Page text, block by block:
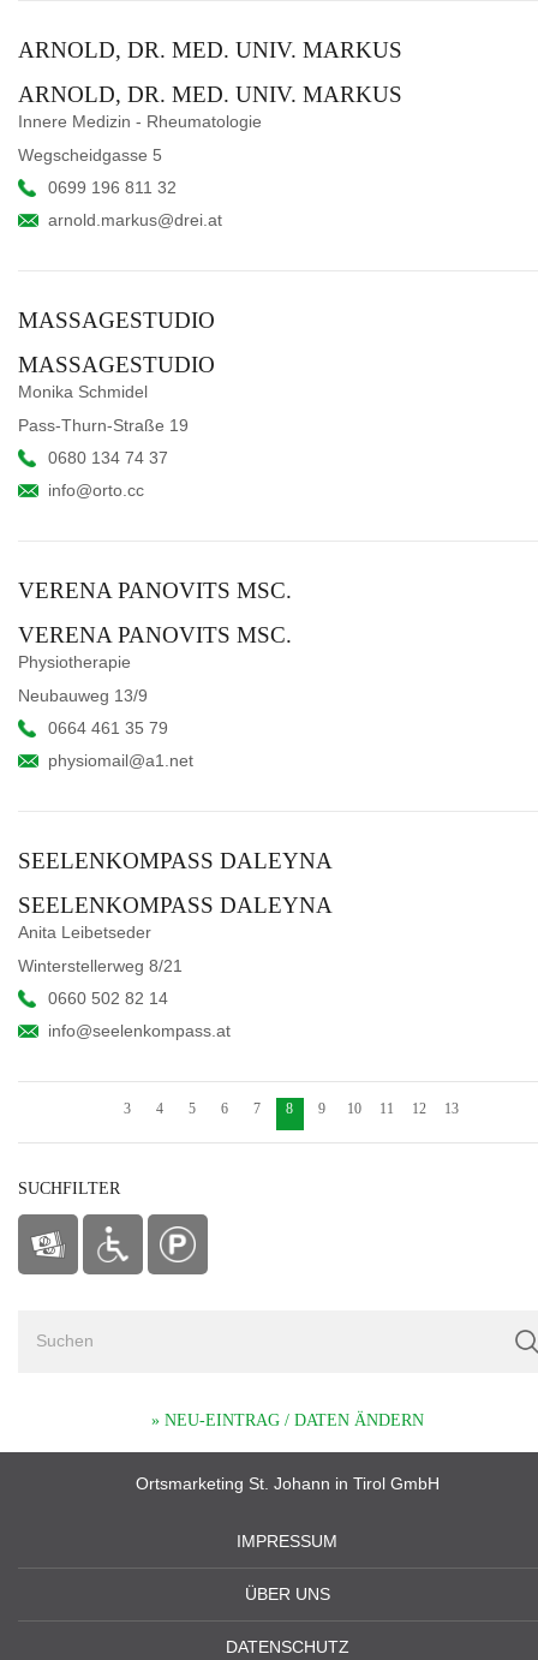
ARNOLD, DR. MED. UNIV. MARKUS
ARNOLD, DR. MED. UNIV. MARKUS
Innere Medizin - Rheumatologie
Wegscheidgasse 5
0699 196 811 32
arnold.markus@drei.at
MASSAGESTUDIO
MASSAGESTUDIO
Monika Schmidel
Pass-Thurn-Straße 19
0680 134 74 37
info@orto.cc
VERENA PANOVITS MSC.
VERENA PANOVITS MSC.
Physiotherapie
Neubauweg 13/9
0664 461 35 79
physiomail@a1.net
SEELENKOMPASS DALEYNA
SEELENKOMPASS DALEYNA
Anita Leibetseder
Winterstellerweg 8/21
0660 502 82 14
info@seelenkompass.at
3 4 5 6 7 8 9 10 11 12 13
SUCHFILTER
» NEU-EINTRAG / DATEN ÄNDERN
Ortsmarketing St. Johann in Tirol GmbH
IMPRESSUM
ÜBER UNS
DATENSCHUTZ